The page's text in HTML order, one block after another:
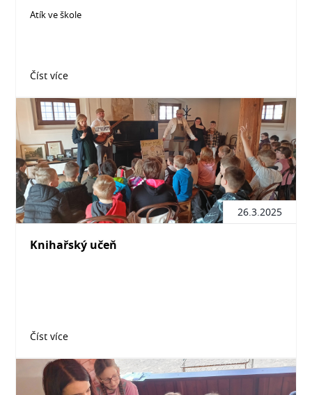
Atík ve škole
Číst více
26.3.2025
Knihařský učeň
Číst více